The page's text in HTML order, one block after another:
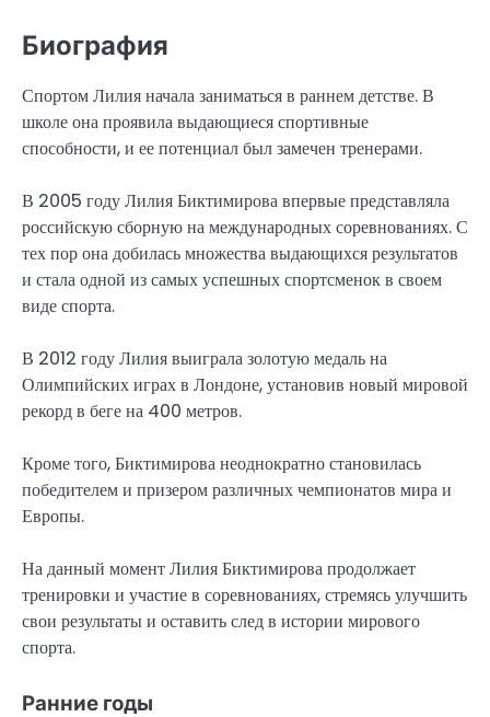
Биография
Спортом Лилия начала заниматься в раннем детстве. В
школе она проявила выдающиеся спортивные
способности, и ее потенциал был замечен тренерами.
В 2005 году Лилия Биктимирова впервые представляла
российскую сборную на международных соревнованиях. С
тех пор она добилась множества выдающихся результатов
и стала одной из самых успешных спортсменок в своем
виде спорта.
В 2012 году Лилия выиграла золотую медаль на
Олимпийских играх в Лондоне, установив новый мировой
рекорд в беге на 400 метров.
Кроме того, Биктимирова неоднократно становилась
победителем и призером различных чемпионатов мира и
Европы.
На данный момент Лилия Биктимирова продолжает
тренировки и участие в соревнованиях, стремясь улучшить
свои результаты и оставить след в истории мирового
спорта.
Ранние годы